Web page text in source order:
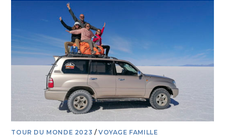
TOUR DU MONDE 2023 /VOYAGE FAMILLE